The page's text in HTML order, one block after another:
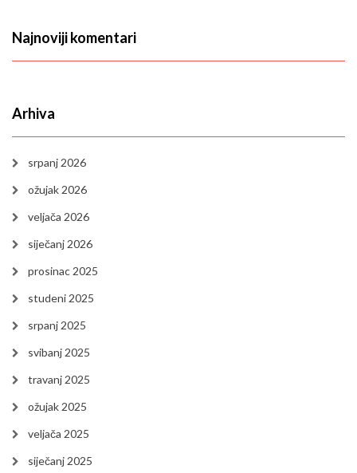
Najnoviji komentari
Arhiva
srpanj 2026
ožujak 2026
veljača 2026
siječanj 2026
prosinac 2025
studeni 2025
srpanj 2025
svibanj 2025
travanj 2025
ožujak 2025
veljača 2025
siječanj 2025